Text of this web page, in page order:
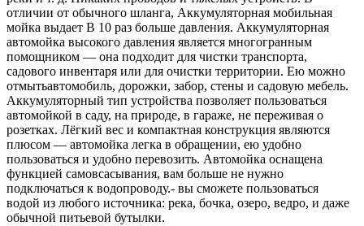
отличии от обычного шланга, Аккумуляторная мобильная
мойка выдает В 10 раз больше давления. Аккумуляторная
автомойка высокого давления является многогранным
помощником — она подходит для чистки транспорта,
садового инвентаря или для очистки территории. Ею можно
отмытьавтомобиль, дорожки, забор, стены и садовую мебель.
Аккумуляторный тип устройства позволяет пользоваться
автомойкой в саду, на природе, в гараже, не переживая о
розетках. Лёгкий вес и компактная конструкция являются
плюсом — автомойка легка в обращении, ею удобно
пользоваться и удобно перевозить. Автомойка оснащена
функцией самовсасывания, вам больше не нужно
подключаться к водопроводу.- вы сможете пользоваться
водой из любого источника: река, бочка, озеро, ведро, и даже
обычной питьевой бутылки.